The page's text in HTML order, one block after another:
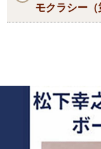
モクラシー（